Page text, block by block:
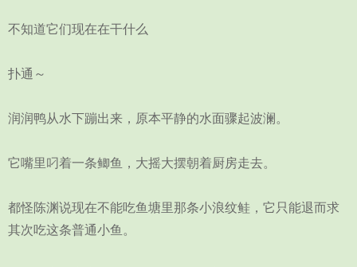
不知道它们现在在干什么
扑通～
润润鸭从水下蹦出来，原本平静的水面骤起波澜。
它嘴里叼着一条鲫鱼，大摇大摆朝着厨房走去。
都怪陈渊说现在不能吃鱼塘里那条小浪纹鲑，它只能退而求
其次吃这条普通小鱼。